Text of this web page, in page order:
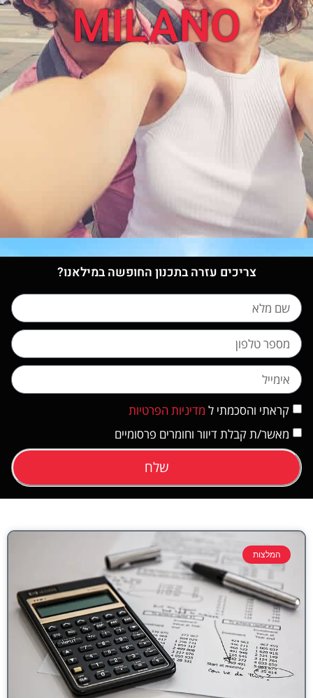
MILANO
צריכים עזרה בתכנון החופשה במילאנו?
קראתי והסכמתי ל מדיניות הפרטיות
מאשר/ת קבלת דיוור וחומרים פרסומיים
שלח
המלצות